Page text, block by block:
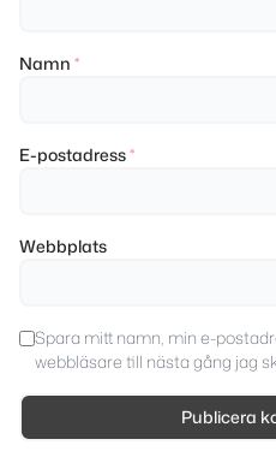
Namn *
E-postadress*
Webbplats
Spara mitt namn, min e-
webbläsare till nästa gång jag